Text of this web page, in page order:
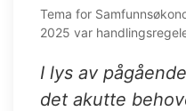
Tema for
2025 var
I lys av
det akutte